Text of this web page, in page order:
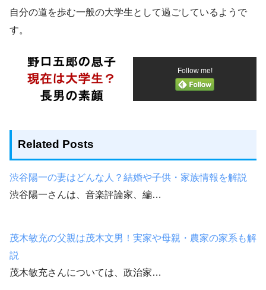
自分の道を歩む一般の大学生として過ごしているようで
す。
Follow me!
Related Posts
渋谷陽一の妻はどんな人？結婚や子供・家族情報を解説
渋谷陽一さんは、音楽評論家、編…
茂木敏充の父親は茂木文男！実家や母親・農家の家系も解
説
茂木敏充さんについては、政治家…